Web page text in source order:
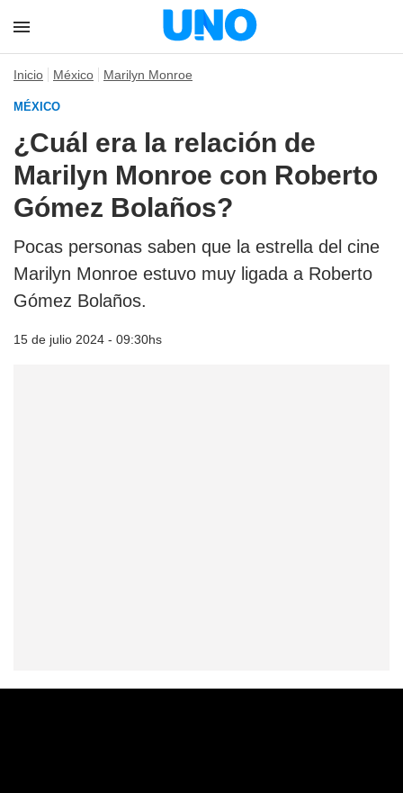
Inicio México Marilyn Monroe
MÉXICO
¿Cuál era la relación de
Marilyn Monroe con Roberto
Gómez Bolaños?
Pocas personas saben que la estrella del cine
Marilyn Monroe estuvo muy ligada a Roberto
Gómez Bolaños.
15 de julio 2024 - 09:30hs